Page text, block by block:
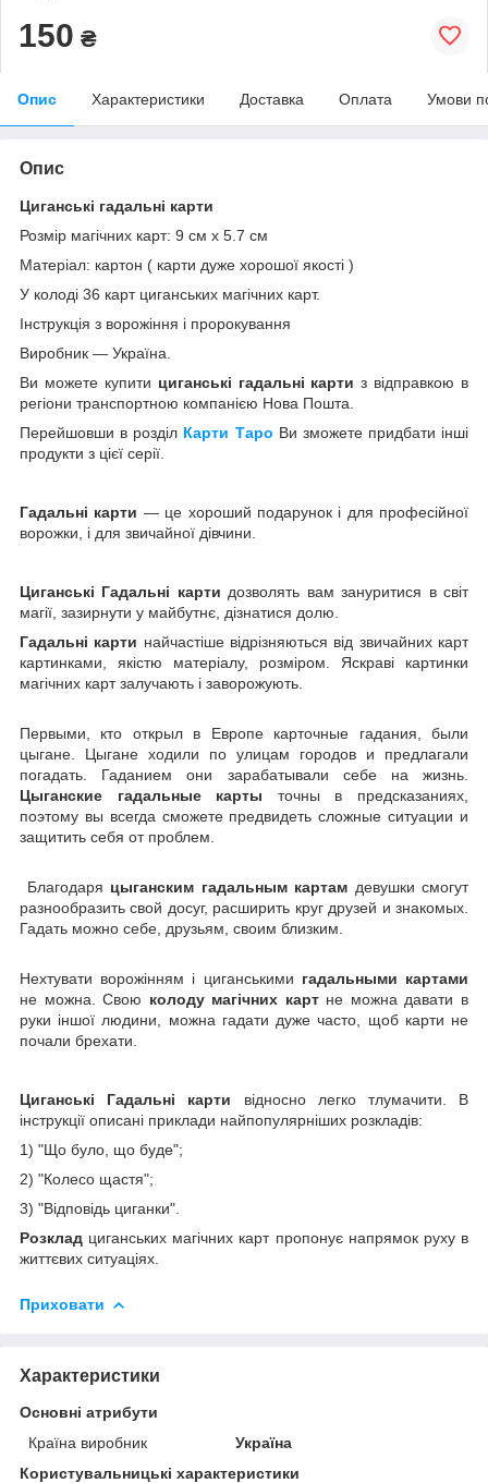
150 ₴
Опис Характеристики Доставка Оплата Умови
Опис
Циганські гадальні карти
Розмір магічних карт: 9 см х 5.7 см
Матеріал: картон ( карти дуже хорошої якості )
У колоді 36 карт циганських магічних карт.
Інструкція з ворожіння і пророкування
Виробник ― Україна.
Ви можете купити циганські гадальні карти з відправкою в
регіони транспортною компанією Нова Пошта.
Перейшовши в розділ Карти Таро Ви зможете придбати інші
продукти з цієї серії.
Гадальні карти ― це хороший подарунок і для професійної
ворожки, і для звичайної дівчини.
Циганські Гадальні карти дозволять вам зануритися в світ
магії, зазирнути у майбутнє, дізнатися долю.
Гадальні карти найчастіше відрізняються від звичайних карт
картинками, якістю матеріалу, розміром. Яскраві картинки
магічних карт залучають і заворожують.
Первыми, кто открыл в Европе карточные гадания, были
цыгане. Цыгане ходили по улицам городов и предлагали
погадать. Гаданием они зарабатывали себе на жизнь.
Цыганские гадальные карты точны в предсказаниях,
поэтому вы всегда сможете предвидеть сложные ситуации и
защитить себя от проблем.
Благодаря цыганским гадальным картам девушки смогут
разнообразить свой досуг, расширить круг друзей и знакомых.
Гадать можно себе, друзьям, своим близким.
Нехтувати ворожінням і циганськими гадальными картами
не можна. Свою колоду магічних картне можна давати в
руки іншої людини, можна гадати дуже часто, щоб карти не
почали брехати.
Циганські Гадальні карти відносно легко тлумачити. В
інструкції описані приклади найпопулярніших розкладів:
1) "Що було, що буде";
2) "Колесо щастя";
3) "Відповідь циганки".
Розклад циганських магічних карт пропонує напрямок руху в
життєвих ситуаціях.
Приховати
Характеристики
Основні атрибути
Країна виробник
Україна
Користувальницькі характеристики